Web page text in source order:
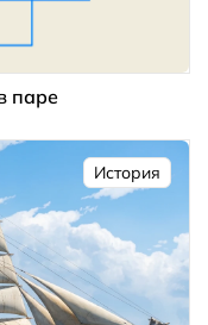
паре
История